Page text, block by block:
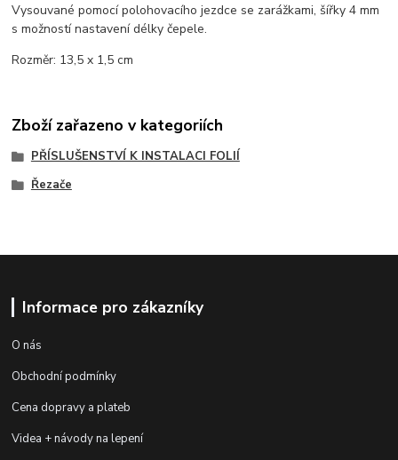
Vysouvané pomocí polohovacího jezdce se zarážkami, šířky 4 mm
s možností nastavení délky čepele.
Rozměr: 13,5 x 1,5 cm
Zboží zařazeno v kategoriích
PŘÍSLUŠENSTVÍ K INSTALACI FOLIÍ
Řezače
Informace pro zákazníky
O nás
Obchodní podmínky
Cena dopravy a plateb
Videa + návody na lepení